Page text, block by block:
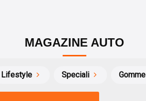
MAGAZINE AUTO
Lifestyle Speciali Gomme